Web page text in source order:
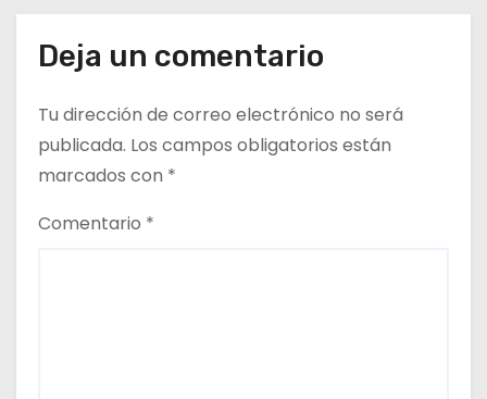
Deja un comentario
Tu dirección de correo electrónico no será
publicada. Los campos obligatorios están
marcados con *
Comentario *